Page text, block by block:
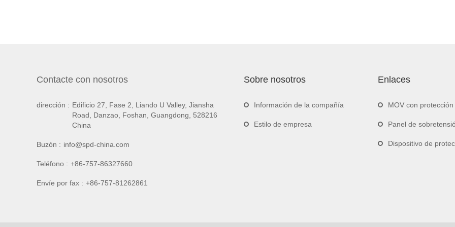
Contacte con nosotros
dirección : Edificio 27, Fase 2, Liando U Valley, Jiansha
Road, Danzao, Foshan, Guangdong, 528216
China
Buzón : info@spd-china.com
Teléfono : +86-757-86327660
Envíe por fax : +86-757-81262861
Sobre nosotros
Información de la compañía
Estilo de empresa
Enlaces
MOV con
Panel de
Dispositivo de protección contra